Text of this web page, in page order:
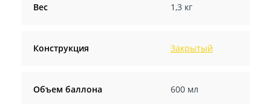
Вес 1,3 кг
Конструкция Закрытый
Объем баллона 600 мл